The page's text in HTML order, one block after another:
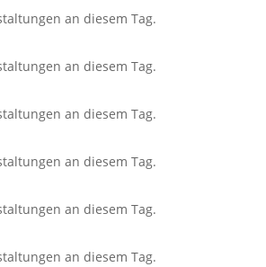
an diesem Tag.
an diesem Tag.
an diesem Tag.
an diesem Tag.
an diesem Tag.
an diesem Tag.